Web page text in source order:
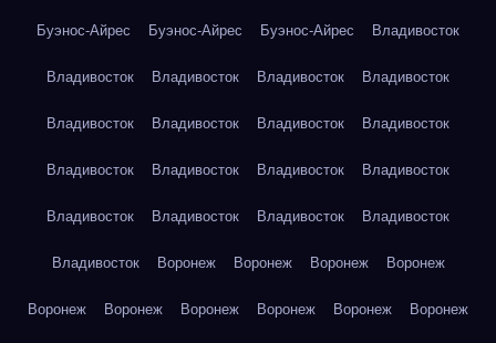
Буэнос-Айрес Буэнос-Айрес Буэнос-Айрес Владивосток
Владивосток Владивосток Владивосток Владивосток
Владивосток Владивосток Владивосток Владивосток
Владивосток Владивосток Владивосток Владивосток
Владивосток Владивосток Владивосток Владивосток
Владивосток Воронеж Воронеж Воронеж Воронеж
Воронеж Воронеж Воронеж Воронеж Воронеж Воронеж